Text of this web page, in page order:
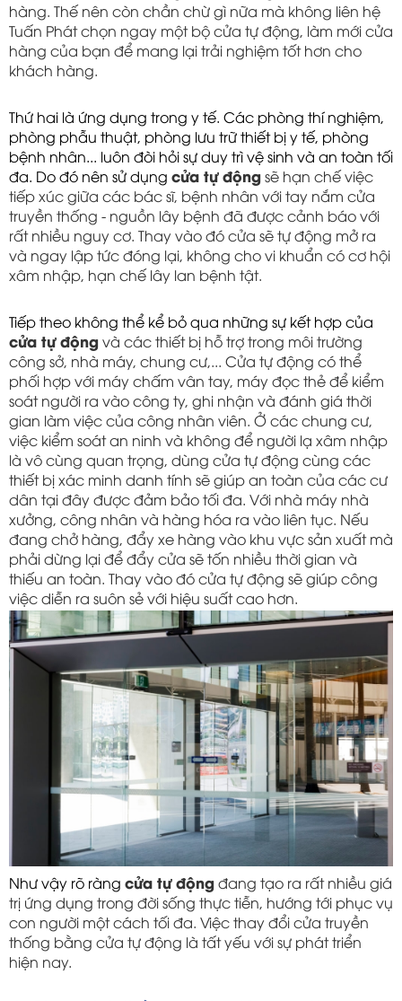
hàng. Thế nên còn chần chừ gì nữa mà không liên hệ
Tuấn Phát chọn ngay một bộ cửa tự động, làm mới cửa
hàng của bạn để mang lại trải nghiệm tốt hơn cho
khách hàng.
Thứ hai là ứng dụng trong y tế. Các phòng thí nghiệm,
phòng phẫu thuật, phòng lưu trữ thiết bị y tế, phòng
bệnh nhân... luôn đòi hỏi sự duy trì vệ sinh và an toàn tối
đa. Do đó nên sử dụng cửa tự động sẽ hạn chế việc
tiếp xúc giữa các bác sĩ, bệnh nhân với tay nắm cửa
truyền thống - nguồn lây bệnh đã được cảnh báo với
rất nhiều nguy cơ. Thay vào đó cửa sẽ tự động mở ra
và ngay lập tức đóng lại, không cho vi khuẩn có cơ hội
xâm nhập, hạn chế lây lan bệnh tật.
cửa tự động và các thiết bị hỗ trợ trong môi trường
công sở, nhà máy, chung cư,... Cửa tự động có thể
phối hợp với máy chấm vân tay, máy đọc thẻ để kiểm
soát người ra vào công ty, ghi nhận và đánh giá thời
gian làm việc của công nhân viên. Ở các chung cư,
việc kiểm soát an ninh và không để người lạ xâm nhập
là vô cùng quan trọng, dùng cửa tự động cùng các
thiết bị xác minh danh tính sẽ giúp an toàn của các cư
dân tại đây được đảm bảo tối đa. Với nhà máy nhà
xưởng, công nhân và hàng hóa ra vào liên tục. Nếu
đang chở hàng, đẩy xe hàng vào khu vực sản xuất mà
phải dừng lại để đẩy cửa sẽ tốn nhiều thời gian và
thiếu an toàn. Thay vào đó cửa tự động sẽ giúp công
việc diễn ra suôn sẻ với hiệu suất cao hơn.
Như vậy rõ ràng cửa tự động đang tạo ra rất nhiều giá
trị ứng dụng trong đời sống thực tiễn, hướng tới phục vụ
con người một cách tối đa. Việc thay đổi cửa truyền
thống bằng cửa tự động là tất yếu với sự phát triển
hiện nay.